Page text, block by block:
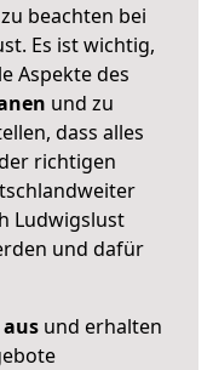
beachten bei
Es ist wichtig,
Aspekte des
und zu
dass alles
richtigen
Ludwigslust
und dafür
und erhalten